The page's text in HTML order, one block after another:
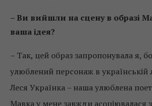
– Ви вийшли на сцену в образі
ваша ідея?
– Так, цей образ запропонувала я,
улюблений персонаж в українській
Леся Українка – наша улюблена
Мавка у мене завжди асоціювалася